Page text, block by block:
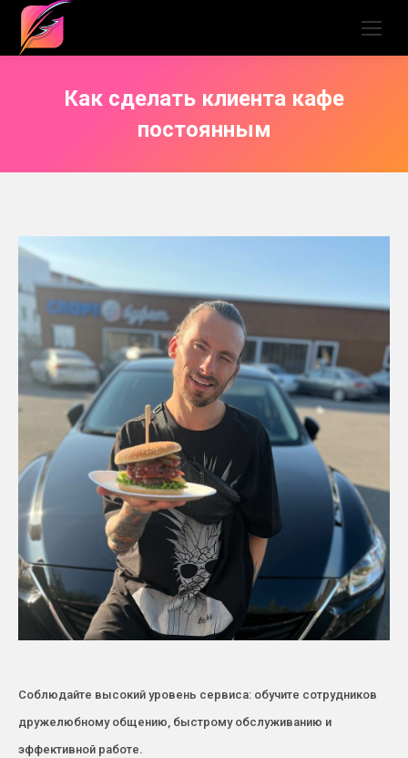
Как сделать клиента кафе
постоянным
Соблюдайте высокий уровень сервиса: обучите сотрудников
дружелюбному общению, быстрому обслуживанию и
эффективной работе.